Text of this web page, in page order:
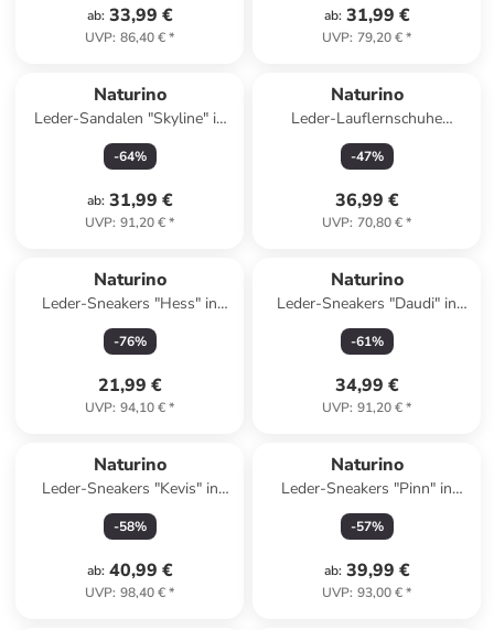
ab: 33,99 €
UVP: 86,40 €*
ab: 31,99 €
UVP: 79,20 €*
Naturino
Leder-Sandalen "Skyline" in
Gelb
-64%
ab: 31,99 €
UVP: 91,20 €*
Naturino
Leder-Lauflernschuhe
"Cocoon" in Creme
-47%
36,99 €
UVP: 70,80 €*
Naturino
Leder-Sneakers "Hess" in
Silber/ Gold
-76%
21,99 €
UVP: 94,10 €*
Naturino
Leder-Sneakers "Daudi" in
Pink
-61%
34,99 €
UVP: 91,20 €*
Naturino
Leder-Sneakers "Kevis" in
Beige
-58%
ab: 40,99 €
UVP: 98,40 €*
Naturino
Leder-Sneakers "Pinn" in
Weiß/ Lila
-57%
ab: 39,99 €
UVP: 93,00 €*